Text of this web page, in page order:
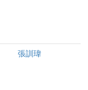
張訓瑋